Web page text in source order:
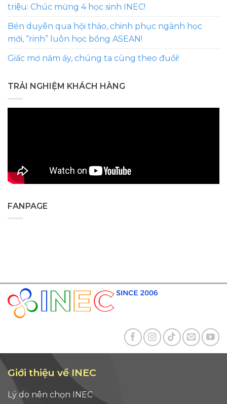
triệu: Chúc mừng 4 học sinh INEC!
Bén duyên qua hội thảo, chinh phục ngành học
mới, “rinh” luôn học bổng ASEAN!
Giấc mơ năm ấy, chúng ta cùng theo đuổi!
TRẢI NGHIỆM KHÁCH HÀNG
FANPAGE
Giới thiệu về INEC
Lý do nên chọn INEC